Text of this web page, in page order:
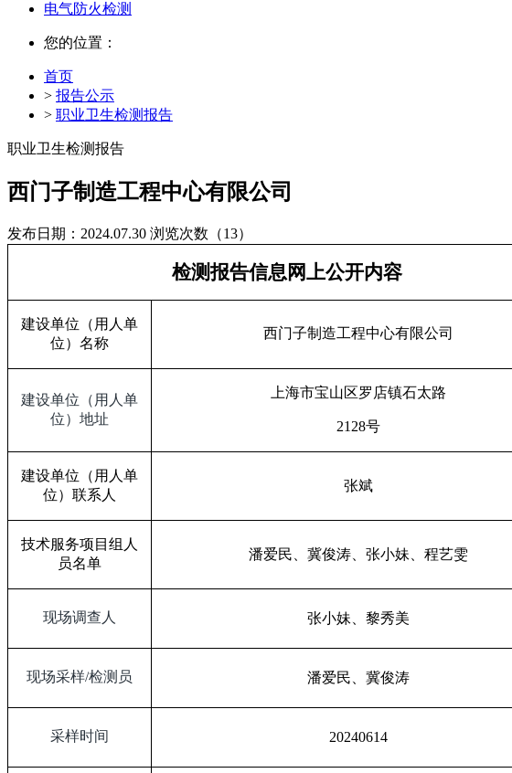
电气防火检测
您的位置：
首页
> 报告公示
> 职业卫生检测报告
职业卫生检测报告
西门子制造工程中心有限公司
发布日期：2024.07.30 浏览次数（13）
检测报告信息网上公开内容
建设单位（用人单
位）名称
西门子制造工程中心有限公司
建设单位（用人单
位）地址
上海市宝山区罗店镇石太路
2128号
建设单位（用人单
位）联系人
张斌
技术服务项目组人
员名单
潘爱民、冀俊涛、张小妹、程艺雯
现场调查人 张小妹、黎秀美
现场采样/检测员 潘爱民、冀俊涛
采样时间 20240614